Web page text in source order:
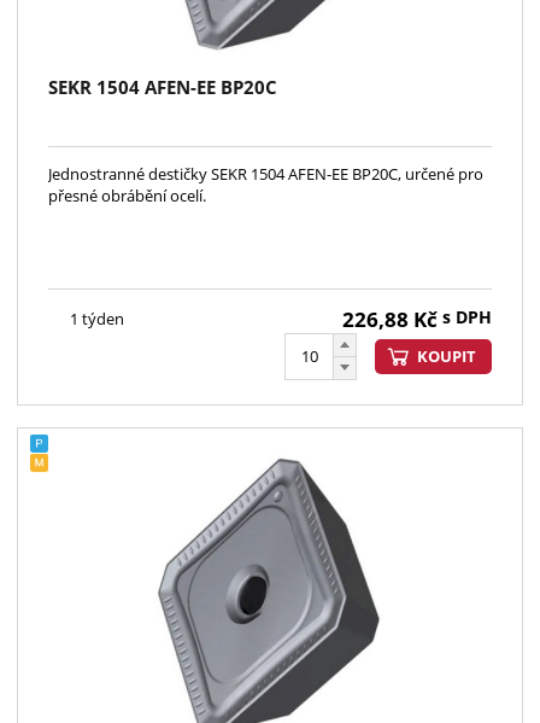
SEKR 1504 AFEN-EE BP20C
Jednostranné destičky SEKR 1504 AFEN-EE BP20C, určené pro
přesné obrábění ocelí.
1 týden 226,88 Kč s DPH
KOUPIT